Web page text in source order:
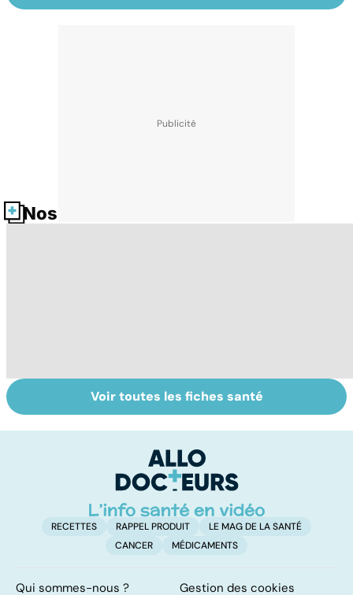
Nos fiches santé
Tout savoir sur
les infections
Inflammation des
amygdales : que
d'angine ?
Voir toutes les fiches santé
RECETTES RAPPEL PRODUIT
LE MAG DE LA SANTÉ
CANCER
MÉDICAMENTS
Qui sommes-nous ? Gestion des cookies